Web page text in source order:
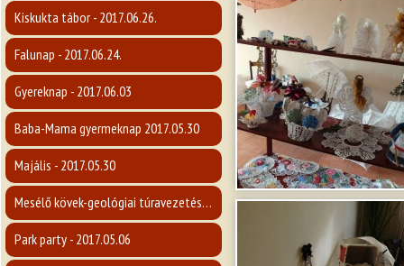
Kiskukta tábor - 2017.06.26.
Falunap - 2017.06.24.
Gyereknap - 2017.06.03
Baba-Mama gyermeknap 2017.05.30
Majális - 2017.05.30
Mesélő kövek-geológiai túravezetés a Karancsra - 2017.05.14
Park party - 2017.05.06